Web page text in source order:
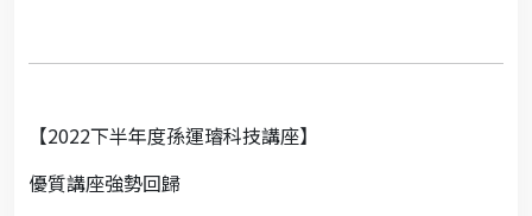
【2022下半年度孫運璿科技講座】
優質講座強勢回歸